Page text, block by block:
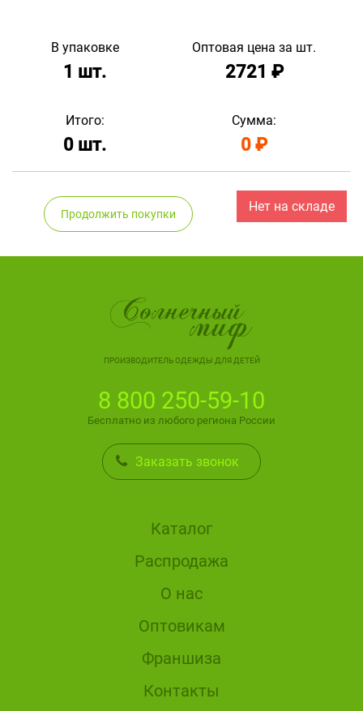
В упаковке
1 шт.
Оптовая цена за шт.
2721 ₽
Итого:
0 шт.
Сумма:
0 ₽
Продолжить покупки Нет на складе
ПРОИЗВОДИТЕЛЬ ОДЕЖДЫ ДЛЯ ДЕТЕЙ
8 800 250-59-10
Бесплатно из любого региона России
Заказать звонок
Каталог
Распродажа
О нас
Оптовикам
Франшиза
Контакты